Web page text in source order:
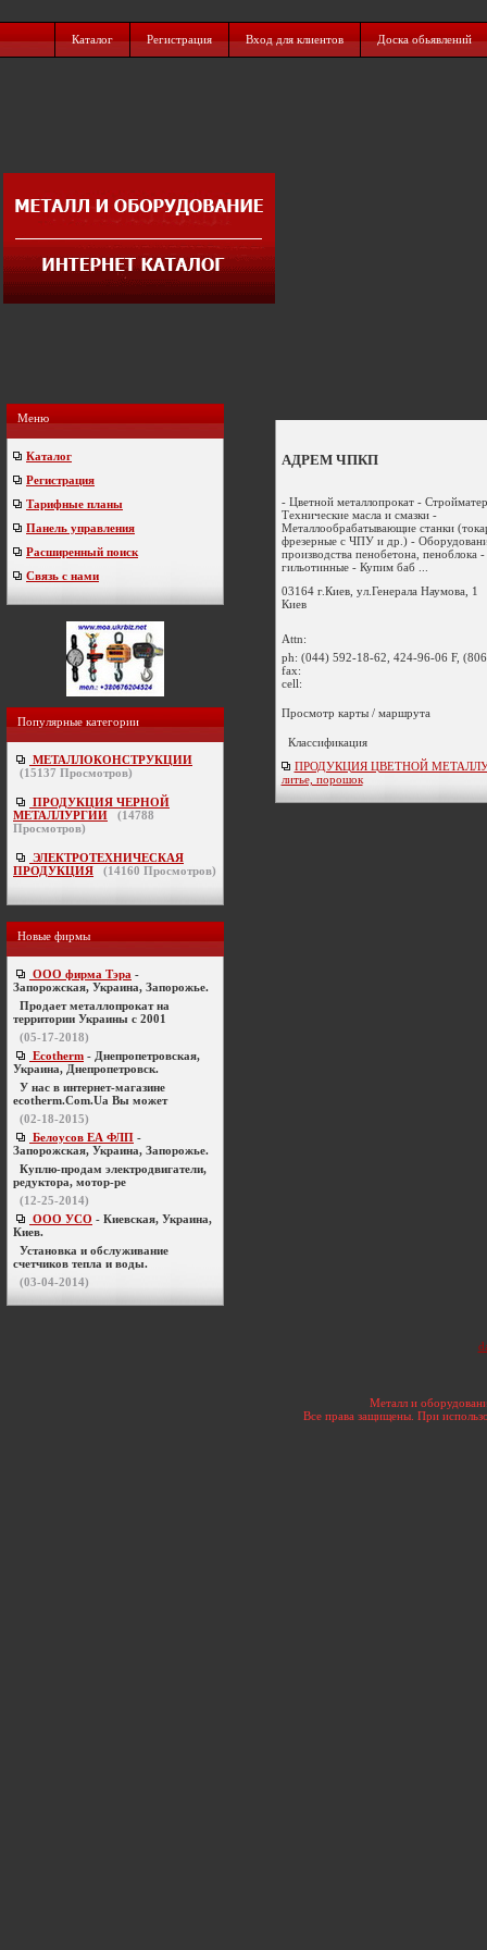
Каталог Регистрация Вход для клиентов Доска обьявлений
Меню
Каталог
Регистрация
Тарифные планы
Панель управления
Расширенный поиск
Связь с нами
Популярные категории
МЕТАЛЛОКОНСТРУКЦИИ
(15137 Просмотров)
ПРОДУКЦИЯ ЧЕРНОЙ
МЕТАЛЛУРГИИ
(14788
Просмотров)
ЭЛЕКТРОТЕХНИЧЕСКАЯ
ПРОДУКЦИЯ
(14160 Просмотров)
Новые фирмы
ООО фирма Тэра -
Запорожская, Украина, Запорожье.
Продает металлопрокат на
территории Украины с 2001
(05-17-2018)
Ecotherm - Днепропетровская,
Украина, Днепропетровск.
У нас в интернет-магазине
ecotherm.Com.Ua Вы может
(02-18-2015)
Белоусов ЕА ФЛП -
Запорожская, Украина, Запорожье.
Куплю-продам электродвигатели,
редуктора, мотор-ре
(12-25-2014)
ООО УСО - Киевская, Украина,
Киев.
Установка и обслуживание
счетчиков тепла и воды.
(03-04-2014)
АДРЕМ ЧПКП
- Цветной металлопрокат -
Технические масла и смазки -
Металлообрабатывающие станки
фрезерные с ЧПУ и др.) -
производства пенобетона,
гильотинные - Купим баб ...
03164 г.Киев, ул.Генерала Наумова, 1
Киев
Attn:
ph: (044) 592-18-62, 424-96-06 F,
fax:
cell:
Просмотр карты / маршрута
Классификация
ПРОДУКЦИЯ ЦВЕТНОЙ
литье, порошок
Металл и
Все права защищены. При